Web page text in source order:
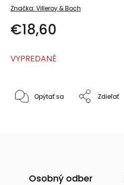
Značka: Villeroy & Boch
€18,60
VYPREDANÉ
Opýtať sa Zdieľať
Osobný odber